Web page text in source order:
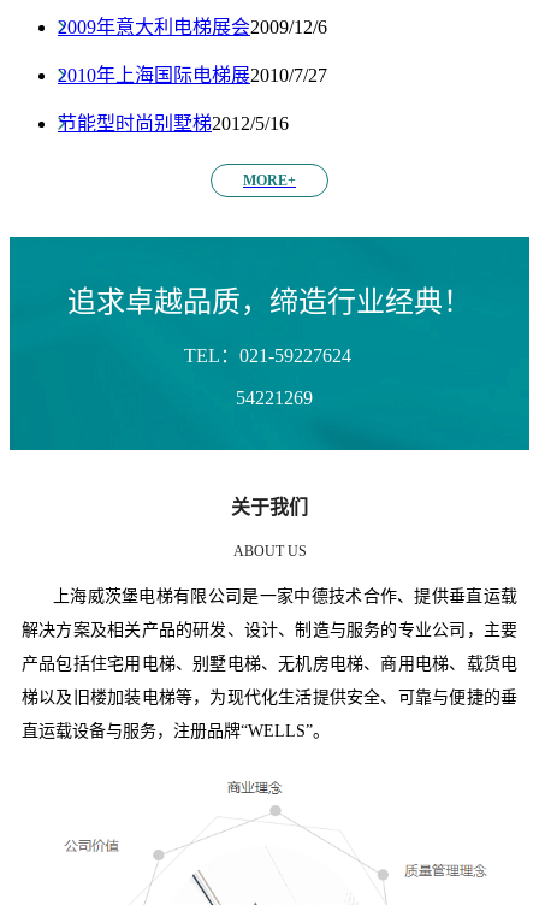
2009年意大利电梯展会2009/12/6
2010年上海国际电梯展2010/7/27
节能型时尚别墅梯2012/5/16
MORE+
追求卓越品质，缔造行业经典！
TEL：021-59227624
54221269
关于我们
ABOUT US
上海威茨堡电梯有限公司是一家中德技术合作、提供垂直运载
解决方案及相关产品的研发、设计、制造与服务的专业公司，主要
产品包括住宅用电梯、别墅电梯、无机房电梯、商用电梯、载货电
梯以及旧楼加装电梯等，为现代化生活提供安全、可靠与便捷的垂
直运载设备与服务，注册品牌“WELLS”。